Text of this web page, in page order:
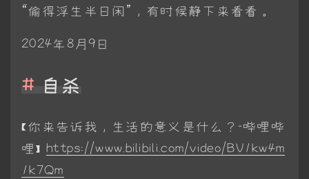
“偷得浮生半日闲”，有时候静下来看看。
2024‎年‎8‎月‎9‎日
自杀
【你来告诉我，生活的意义是什么？-哔哩哔
哩】 https://www.bilibili.com/video/BV1kw4m
1k7Qm